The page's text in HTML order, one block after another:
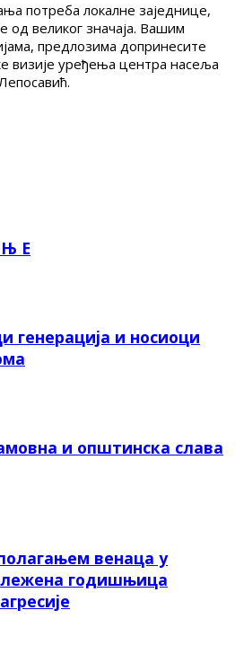
потреба локалне заједнице,
од великог значаја. Вашим
предлозима допринесите
визије уређења центра насеља
Е
генерација и носиоци
и општинска слава
венаца у
годишњица